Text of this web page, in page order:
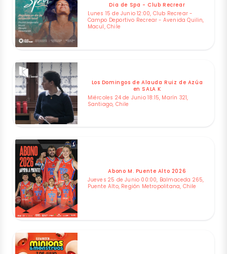
Dia de Spa - Club Recrear
Lunes 15 de Junio 12:00, Club Recrear -
Campo Deportivo Recrear - Avenida Quilin,
Macul, Chile
Los Domingos de Alauda Ruiz de Azúa
en SALA K
Miércoles 24 de Junio 18:15, Marín 321,
Santiago, Chile
Abono M. Puente Alto 2026
Jueves 25 de Junio 00:00, Balmaceda 265,
Puente Alto, Región Metropolitana, Chile